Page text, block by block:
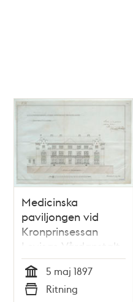
Medicinska
paviljongen vid
Kronprinsessan
Lovisas Vårdanstalt
för sjuka barn -
ritning 1897
Tid
5 maj 1897
Ritning